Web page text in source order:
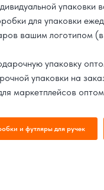
для упаковки
вашим логотипом
упаковку
упаковки на
маркетплейсов
и футляры для ручек